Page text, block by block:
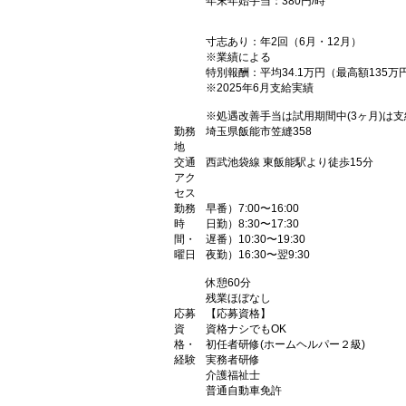
寸志あり：年2回（6月・12月）
※業績による
特別報酬：平均34.1万円（最高額135万円
※2025年6月支給実績
※処遇改善手当は試用期間中(3ヶ月)は支
勤務
地
埼玉県飯能市笠縫358
交通
アク
セス
西武池袋線 東飯能駅より徒歩15分
勤務
時
間・
曜日
早番）7:00〜16:00
日勤）8:30〜17:30
遅番）10:30〜19:30
夜勤）16:30〜翌9:30
休憩60分
残業ほぼなし
応募
資
格・
経験
【応募資格】
資格ナシでもOK
初任者研修(ホームヘルパー２級)
実務者研修
介護福祉士
普通自動車免許